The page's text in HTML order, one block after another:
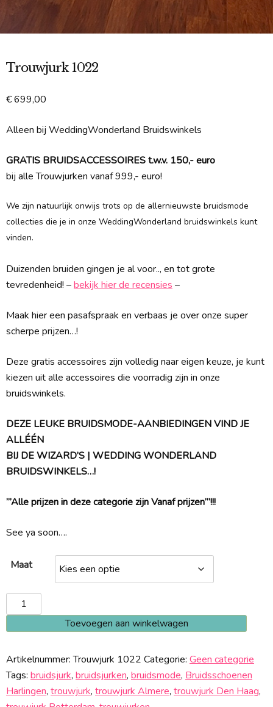
Trouwjurk 1022
€699,00
Alleen bij WeddingWonderland Bruidswinkels
GRATIS BRUIDSACCESSOIRES t.w.v. 150,- euro
bij alle Trouwjurken vanaf 999,- euro!
We zijn natuurlijk onwijs trots op de allernieuwste bruidsmode
collecties die je in onze WeddingWonderland bruidswinkels kunt
vinden.
Duizenden bruiden gingen je al voor.., en tot grote
tevredenheid! –bekijk hier de recensies–
Maak hier een pasafspraak en verbaas je over onze super
scherpe prijzen…!
Deze gratis accessoires zijn volledig naar eigen keuze, je kunt
kiezen uit alle accessoires die voorradig zijn in onze
bruidswinkels.
DEZE LEUKE BRUIDSMODE-AANBIEDINGEN VIND JE
ALLÉÉN
BIJ DE WIZARD’S | WEDDING WONDERLAND
BRUIDSWINKELS…!
”’Alle prijzen in deze categorie zijn Vanaf prijzen”’!!!
See ya soon….
Maat
Trouwjurk
1022
aantal
Toevoegen aan winkelwagen
Artikelnummer:Trouwjurk 1022 Categorie: Geen categorie
Tags: bruidsjurk, bruidsjurken, bruidsmode, Bruidsschoenen
Harlingen, trouwjurk, trouwjurk Almere, trouwjurk Den Haag,